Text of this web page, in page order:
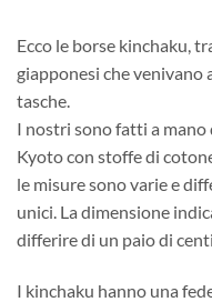
Ecco le borse kinchaku,
giapponesi che venivano
tasche.
I nostri sono fatti a mano
Kyoto con stoffe di
le misure sono varie e
unici. La dimensione
differire di un paio di
I kinchaku hanno una